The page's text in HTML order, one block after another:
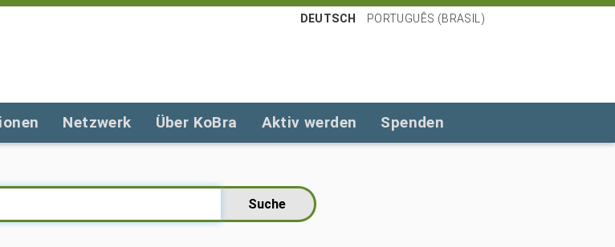
DEUTSCH PORTUGUÊS (BRASIL)
Netzwerk Über KoBra Aktiv werden Spenden